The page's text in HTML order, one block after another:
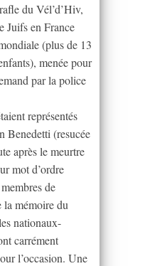
du Vél’d’Hiv,
Juifs en France
(plus de 13
menée pour
par la police
représentés
Benedetti (resucée
après le meurtre
mot d’ordre
de
la mémoire du
nationaux-
carrément
l’occasion. Une